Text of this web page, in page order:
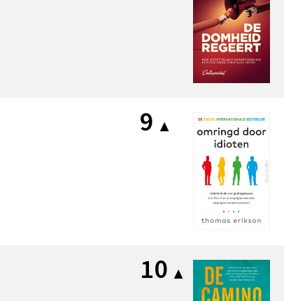
9
10